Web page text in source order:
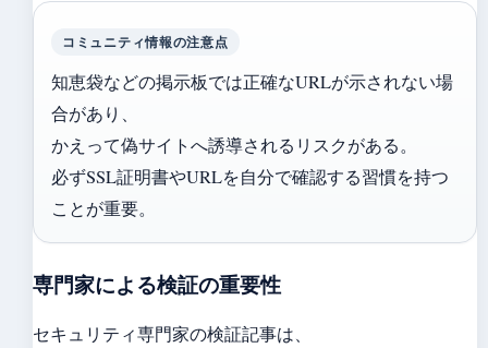
コミュニティ情報の注意点
知恵袋などの掲示板では正確なURLが示されない場
合があり、
かえって偽サイトへ誘導されるリスクがある。
必ずSSL証明書やURLを自分で確認する習慣を持つ
ことが重要。
専門家による検証の重要性
セキュリティ専門家の検証記事は、